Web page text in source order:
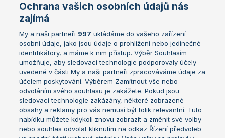
Žebříčky
Žebříček ATP (muži)
Žebříček WTA (ženy)
Sázkařský žebříček
Australian Open
French Open
Wimbledon
US Open
Turnaj mistrů
Turnaj mistryň
Aktualní trendy
Ochrana vašich osobních údajů nás
zajímá
My a naši partneři 997 ukládáme do vašeho zařízení
osobní údaje, jako jsou údaje o prohlížení nebo jedinečné
identifikátory, a máme k nim přístup. Výběr Souhlasím
umožňuje, aby sledovací technologie podporovaly účely
uvedené v části My a naši partneři zpracováváme údaje za
účelem poskytování. Výběrem Zamítnout vše nebo
odvoláním svého souhlasu je zakážete. Pokud jsou
sledovací technologie zakázány, některé zobrazené
obsahy a reklamy pro vás nemusí být tolik relevantní. Tuto
nabídku můžete kdykoli znovu zobrazit a změnit své volby
nebo souhlas odvolat kliknutím na odkaz Řízení předvoleb